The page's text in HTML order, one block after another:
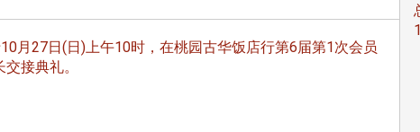
月27日(日)上午10时，在桃园古华饭店行第6届第1次会员
接典礼。
市校友会于115年6月24日
办拜会台中市政府活动。参
母校战略所所长李大中、 ...
南加州校友会于115年6月27日(日)
在美国洛杉矶华侨文教服务中心
（洛侨文化中心）会议室召开115